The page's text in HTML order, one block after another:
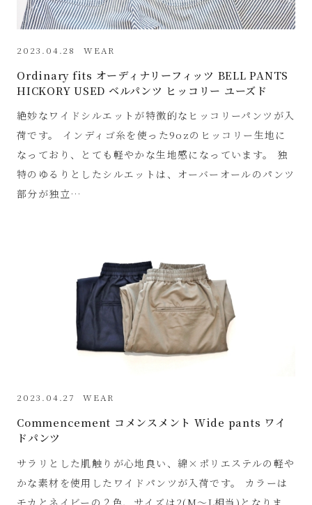
2023.04.28 WEAR
Ordinary fits オーディナリーフィッツ BELL PANTS
HICKORY USED ベルパンツ ヒッコリー ユーズド
絶妙なワイドシルエットが特徴的なヒッコリーパンツが入
荷です。 インディゴ糸を使った9ozのヒッコリー生地に
なっており、とても軽やかな生地感になっています。 独
特のゆるりとしたシルエットは、オーバーオールのパンツ
部分が独立…
2023.04.27 WEAR
Commencement コメンスメント Wide pants ワイ
ドパンツ
サラリとした肌触りが心地良い、綿×ポリエステルの軽や
かな素材を使用したワイドパンツが入荷です。 カラーは
モカとネイビーの２色、サイズは2(M～L相当)となりま